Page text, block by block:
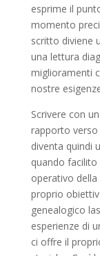
esprime il
momento
scritto diviene
una lettura
miglioramenti
nostre
Scrivere con
rapporto verso
diventa quindi
quando
operativo della
proprio
genealogico
esperienze di
ci offre il